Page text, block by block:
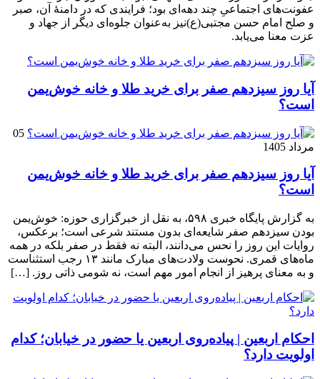
عفونت‌های اجتماعیِ چند دهه‌ای بود؛ فرایندی که در دامنهٔ آن، صبر
و صلح امام حسن مجتبی(ع)نیز به‌عنوان جلوه‌ای دیگر از جهاد و
عزت معنا می‌یابد.
آیا روز سیزدهم صفر برای خرید طلا و خانه خوش‌یمن
است؟
05
مرداد 1405
آیا روز سیزدهم صفر برای خرید طلا و خانه خوش‌یمن
است؟
به گزارش پایگاه خبری ۵۹۸، به نقل از خبرگزاری حوزه: خوش‌یمن
بودن سیزدهم صفر شایعه‌ای بدون مستند شرعی است؛ برعکس،
روایات این روز را نحس می‌دانند، البته نه فقط در صفر بلکه در همه
ماه‌های قمری. نحوست ولادت‌های مبارک مانند ۱۳ رجب استثناست
و به معنای پرهیز از انجام امور مهم است، نه شومی ذاتی روز. […]
احکام اربعین | پیاده‌روی اربعین یا حضور در خیابان؛ کدام
اولویت دارد؟